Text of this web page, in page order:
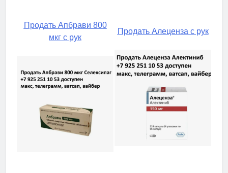
Продать Апбрави 800
мкг с рук
Продать Алеценза с рук